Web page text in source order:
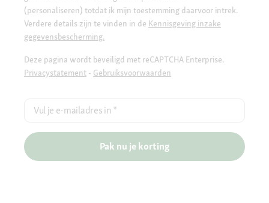
(personaliseren) totdat ik mijn toestemming daarvoor intrek.
Verdere details zijn te vinden in de Kennisgeving inzake
gegevensbescherming.
Deze pagina wordt beveiligd met reCAPTCHA Enterprise.
Privacystatement - Gebruiksvoorwaarden
Vul je e-mailadres in *
Pak nu je korting